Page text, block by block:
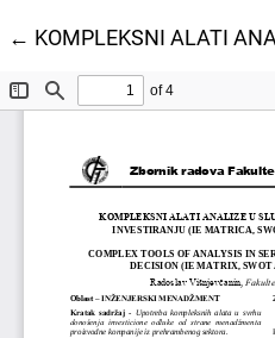
← Povratak na detalje
KOMPLEKSNI ALATI